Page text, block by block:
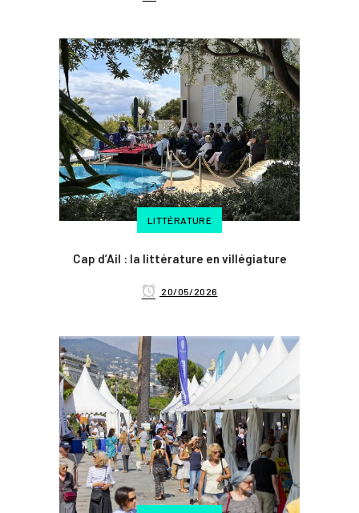
LITTÉRATURE
Cap d’Ail : la littérature en villégiature
20/05/2026